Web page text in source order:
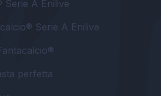
Serie A Enilive
Serie A Enilive
perfetta